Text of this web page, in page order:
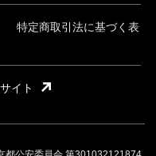
特定商取引法に基づく表
イト